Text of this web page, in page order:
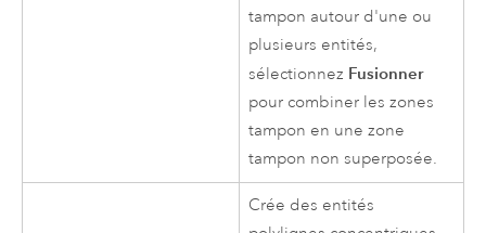
tampon autour d'une ou
plusieurs entités,
sélectionnez Fusionner
pour combiner les zones
tampon en une zone
tampon non superposée.
Crée des entités